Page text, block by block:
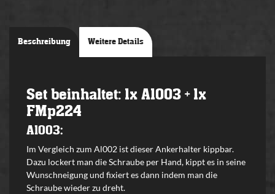
Beschreibung Weitere Details
Set beinhaltet: 1x A1003 + 1x
FMp224
Al003:
Im Vergleich zum Al002 ist dieser Ankerhalter kippbar.
Dazu lockert man die Schraube per Hand, kippt es in seine
Wunschneigung und fixiert es dann indem man die
Schraube wieder zu dreht.